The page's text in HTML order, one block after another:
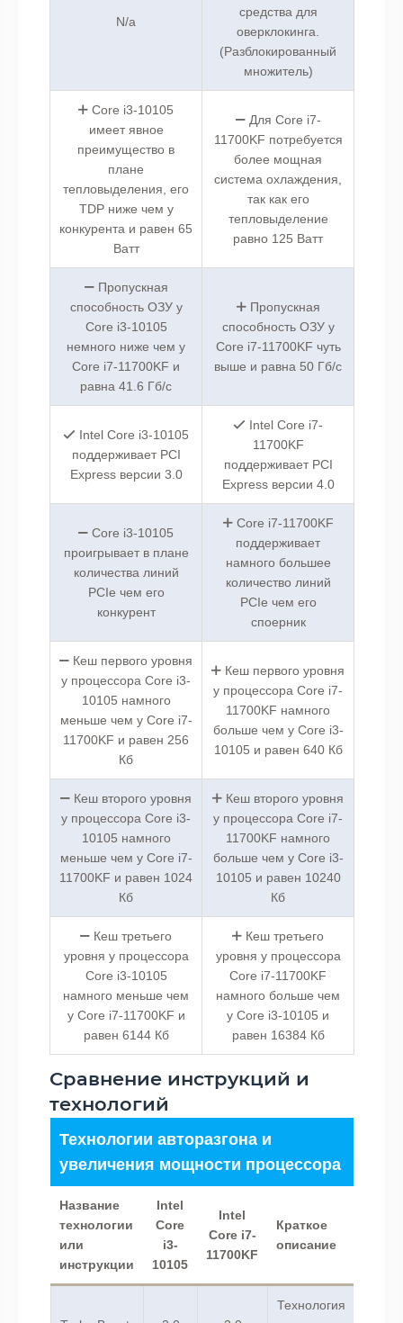
N/a
средства для
оверклокинга.
(Разблокированный
множитель)
Core i3-10105
имеет явное
преимущество в
плане
тепловыделения, его
TDP ниже чем у
конкурента и равен 65
Ватт
Для Core i7-
11700KF потребуется
более мощная
система охлаждения,
так как его
тепловыделение
равно 125 Ватт
Пропускная
способность ОЗУ у
Core i3-10105
немного ниже чем у
Core i7-11700KF и
равна 41.6 Гб/с
Пропускная
способность ОЗУ у
Core i7-11700KF чуть
выше и равна 50 Гб/с
Intel Core i3-10105
поддерживает PCI
Express версии 3.0
Intel Core i7-
11700KF
поддерживает PCI
Express версии 4.0
Core i3-10105
проигрывает в плане
количества линий
PCIe чем его
конкурент
Core i7-11700KF
поддерживает
намного большее
количество линий
PCIe чем его
споерник
Кеш первого уровня
у процессора Core i3-
10105 намного
меньше чем у Core i7-
11700KF и равен 256
Кб
Кеш первого уровня
у процессора Core i7-
11700KF намного
больше чем у Core i3-
10105 и равен 640 Кб
Кеш второго уровня
у процессора Core i3-
10105 намного
меньше чем у Core i7-
11700KF и равен 1024
Кб
Кеш второго уровня
у процессора Core i7-
11700KF намного
больше чем у Core i3-
10105 и равен 10240
Кб
Кеш третьего
уровня у процессора
Core i3-10105
намного меньше чем
у Core i7-11700KF и
равен 6144 Кб
Кеш третьего
уровня у процессора
Core i7-11700KF
намного больше чем
у Core i3-10105 и
равен 16384 Кб
Сравнение инструкций и
технологий
Технологии авторазгона и
увеличения мощности процессора
Название
технологии
или
инструкции
Intel
Core
i3-
10105
Intel
Core i7-
11700KF
Краткое
описание
Технология